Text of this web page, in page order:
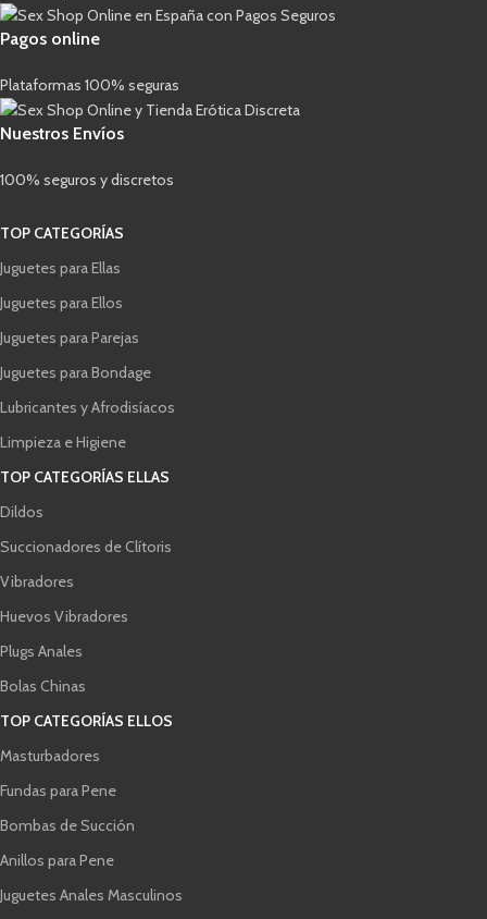
Pagos online
Plataformas 100% seguras
Nuestros Envíos
100% seguros y discretos
TOP CATEGORÍAS
Juguetes para Ellas
Juguetes para Ellos
Juguetes para Parejas
Juguetes para Bondage
Lubricantes y Afrodisíacos
Limpieza e Higiene
TOP CATEGORÍAS ELLAS
Dildos
Succionadores de Clítoris
Vibradores
Huevos Vibradores
Plugs Anales
Bolas Chinas
TOP CATEGORÍAS ELLOS
Masturbadores
Fundas para Pene
Bombas de Succión
Anillos para Pene
Juguetes Anales Masculinos